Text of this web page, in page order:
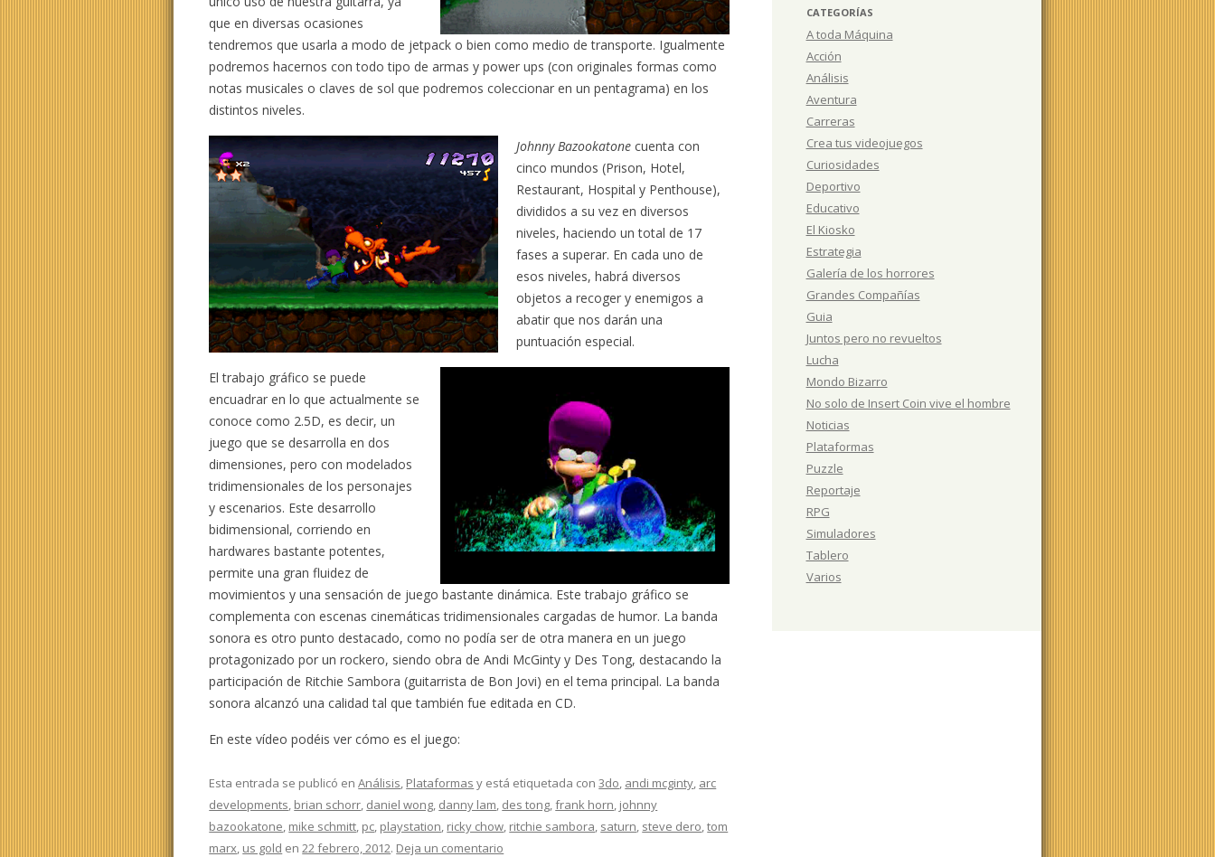
que en diversas ocasiones
tendremos que usarla a modo de jetpack o bien como medio de transporte. Igualmente
podremos hacernos con todo tipo de armas y power ups (con originales formas como
notas musicales o claves de sol que podremos coleccionar en un pentagrama) en los
distintos niveles.
Johnny Bazookatone cuenta con
cinco mundos (Prison, Hotel,
Restaurant, Hospital y Penthouse),
divididos a su vez en diversos
niveles, haciendo un total de 17
fases a superar. En cada uno de
esos niveles, habrá diversos
objetos a recoger y enemigos a
abatir que nos darán una
puntuación especial.
El trabajo gráfico se puede
encuadrar en lo que actualmente se
conoce como 2.5D, es decir, un
juego que se desarrolla en dos
dimensiones, pero con modelados
tridimensionales de los personajes
y escenarios. Este desarrollo
bidimensional, corriendo en
hardwares bastante potentes,
permite una gran fluidez de
movimientos y una sensación de juego bastante dinámica. Este trabajo gráfico se
complementa con escenas cinemáticas tridimensionales cargadas de humor. La banda
sonora es otro punto destacado, como no podía ser de otra manera en un juego
protagonizado por un rockero, siendo obra de Andi McGinty y Des Tong, destacando la
participación de Ritchie Sambora (guitarrista de Bon Jovi) en el tema principal. La banda
sonora alcanzó una calidad tal que también fue editada en CD.
En este vídeo podéis ver cómo es el juego:
Esta entrada se publicó enAnálisis, Plataformas y está etiquetada con3do, andi mcginty, arc
developments, brian schorr, daniel wong, danny lam, des tong,frank horn, johnny
bazookatone, mike schmitt, pc, playstation, ricky chow, ritchie sambora, saturn, steve dero,tom
marx, us gold en22 febrero, 2012. Deja un comentario
CATEGORÍAS
A toda Máquina
Acción
Análisis
Aventura
Carreras
Crea tus videojuegos
Curiosidades
Deportivo
Educativo
El Kiosko
Estrategia
Galería de los horrores
Grandes Compañías
Guia
Juntos pero no revueltos
Lucha
Mondo Bizarro
No solo de Insert Coin vive el hombre
Noticias
Plataformas
Puzzle
Reportaje
RPG
Simuladores
Tablero
Varios